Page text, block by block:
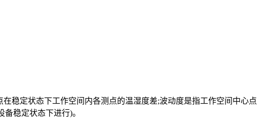
稳定状态下工作空间内各测点的温湿度差;波动度是指工作空间中心点
稳定状态下进行)。